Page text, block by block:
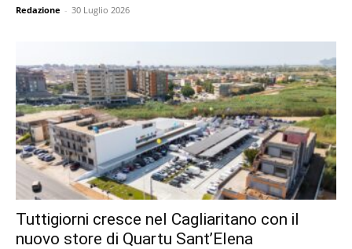
Redazione - 30 Luglio 2026
Tuttigiorni cresce nel Cagliaritano con il
nuovo store di Quartu Sant’Elena